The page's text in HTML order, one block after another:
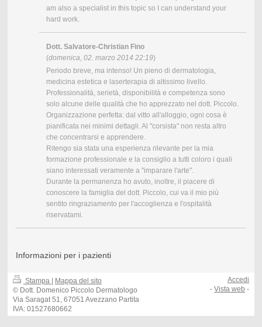
am also a specialist in this topic so I can understand your
hard work.
Dott. Salvatore-Christian Fino
(domenica, 02. marzo 2014 22:19)
Periodo breve, ma intenso! Un pieno di dermatologia,
medicina estetica e laserterapia di altissimo livello.
Professionalità, serietà, disponibilità e competenza sono
solo alcune delle qualità che ho apprezzato nel dott. Piccolo.
Organizzazione perfetta: dal vitto all'alloggio, ogni cosa è
pianificata nei minimi dettagli. Al "corsista" non resta altro
che concentrarsi e apprendere.
Ritengo sia stata una esperienza rilevante per la mia
formazione professionale e la consiglio a tutti coloro i quali
siano interessati veramente a "imparare l'arte".
Durante la permanenza ho avuto, inoltre, il piacere di
conoscere la famiglia del dott. Piccolo, cui va il mio più
sentito ringraziamento per l'accoglienza e l'ospitalità
riservatami.
Informazioni per i pazienti
Stampa
Mappa del sito
© Dott. Domenico Piccolo Dermatologo
Via Saragat 51, 67051 Avezzano Partita
IVA: 01527680662
Accedi
-Vista web -